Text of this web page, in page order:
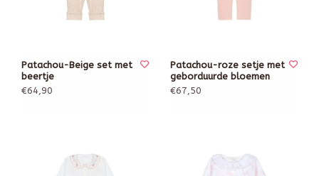
Patachou-Beige set met
beertje
€64,90
Patachou-roze setje met
geborduurde bloemen
€67,50